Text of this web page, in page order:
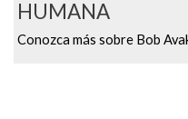
HUMANA
Conozca más sobre Bob